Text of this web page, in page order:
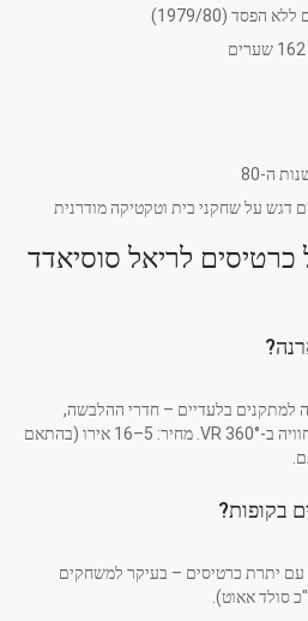
ה-80
דגש על שחקני בית וטקטיקה מודרנית
לריאל סוסיאדד
למתקנים בלעדיים – חדרי ההלבשה,
מנהרת הגביעים, חדר המסיבות, חוויה ב-360° VR. מחיר: 5–16 אירו (בהתאם
בקופות?
עם יתרת כרטיסים – בעיקר למשחקים
סולד אאוט).